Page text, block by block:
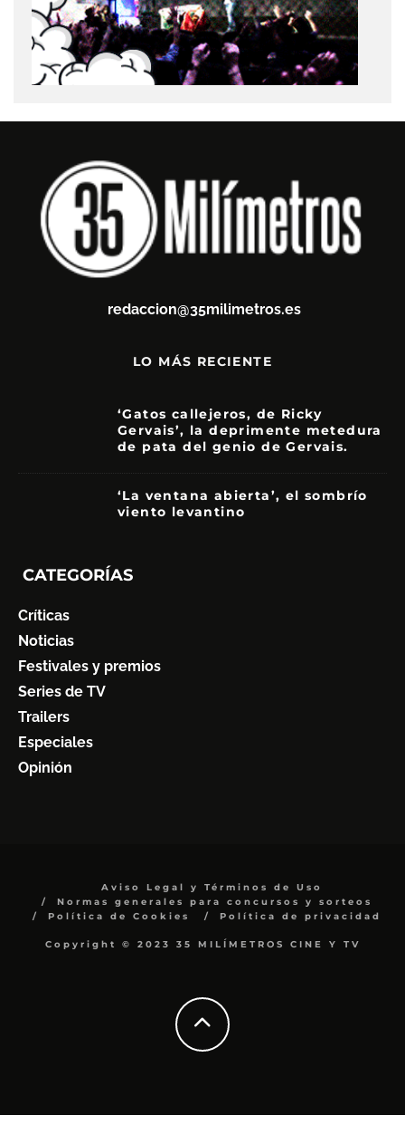
redaccion@35milimetros.es
LO MÁS RECIENTE
‘Gatos callejeros, de Ricky
Gervais’, la deprimente metedura
de pata del genio de Gervais.
‘La ventana abierta’, el sombrío
viento levantino
CATEGORÍAS
Críticas
Noticias
Festivales y premios
Series de TV
Trailers
Especiales
Opinión
Aviso Legal y Términos de Uso
Normas generales para concursos y sorteos
Política de Cookies
Política de privacidad
Copyright © 2023 35 MILÍMETROS CINE Y TV